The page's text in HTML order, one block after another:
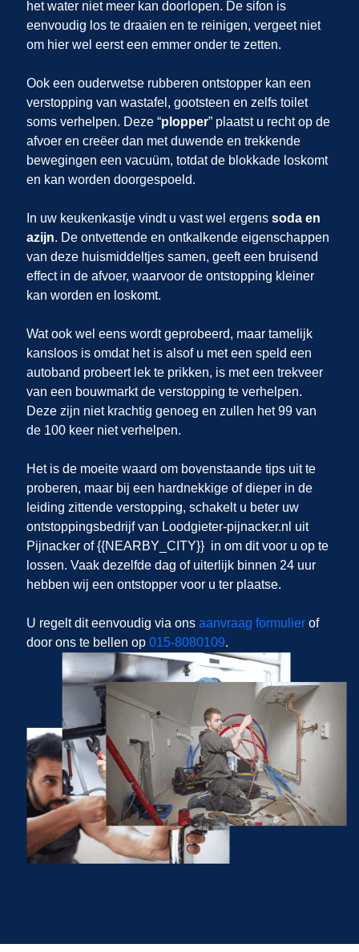
het water niet meer kan doorlopen. De sifon is
eenvoudig los te draaien en te reinigen, vergeet niet
om hier wel eerst een emmer onder te zetten.
Ook een ouderwetse rubberen ontstopper kan een
verstopping van wastafel, gootsteen en zelfs toilet
soms verhelpen. Deze “plopper” plaatst u recht op de
afvoer en creëer dan met duwende en trekkende
bewegingen een vacuüm, totdat de blokkade loskomt
en kan worden doorgespoeld.
In uw keukenkastje vindt u vast wel ergens soda en
azijn. De ontvettende en ontkalkende eigenschappen
van deze huismiddeltjes samen, geeft een bruisend
effect in de afvoer, waarvoor de ontstopping kleiner
kan worden en loskomt.
Wat ook wel eens wordt geprobeerd, maar tamelijk
kansloos is omdat het is alsof u met een speld een
autoband probeert lek te prikken, is met een trekveer
van een bouwmarkt de verstopping te verhelpen.
Deze zijn niet krachtig genoeg en zullen het 99 van
de 100 keer niet verhelpen.
Het is de moeite waard om bovenstaande tips uit te
proberen, maar bij een hardnekkige of dieper in de
leiding zittende verstopping, schakelt u beter uw
ontstoppingsbedrijf van Loodgieter-pijnacker.nl uit
Pijnacker of {{NEARBY_CITY}} in om dit voor u op te
lossen. Vaak dezelfde dag of uiterlijk binnen 24 uur
hebben wij een ontstopper voor u ter plaatse.
U regelt dit eenvoudig via ons aanvraag formulierof
door ons te bellen op 015-8080109.